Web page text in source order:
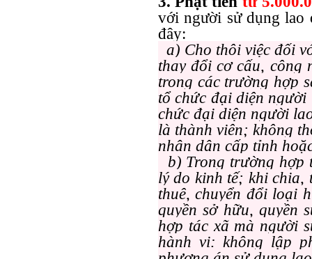
với người sử dụng lao
đây:
a) Cho thôi việc đối
thay đổi cơ cấu, công
trong các trường hợp
tổ chức đại diện
chức đại diện người
là thành viên; không
nhân dân cấp tỉnh
b) Trong trường hợp
lý do kinh tế; khi chia,
thuê, chuyển đổi loại
quyền sở hữu, quyền
hợp tác xã mà người
hành vi: không lập